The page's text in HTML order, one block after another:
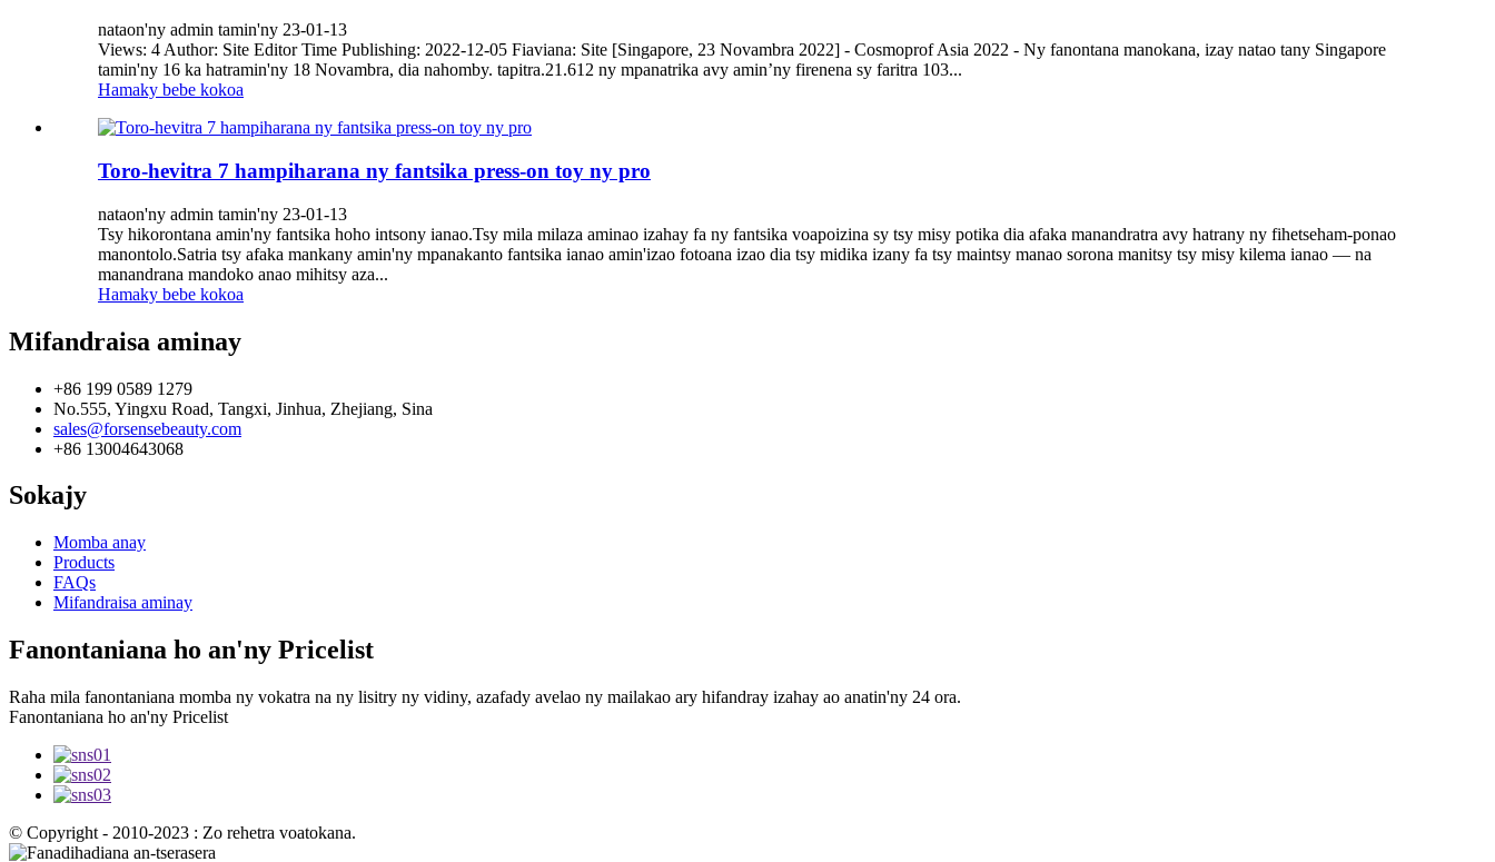
nataon'ny admin tamin'ny 23-01-13
Views: 4 Author: Site Editor Time Publishing: 2022-12-05 Fiaviana: Site [Singapore, 23 Novambra 2022] - Cosmoprof Asia 2022 - Ny fanontana manokana, izay natao tany Singapore
tamin'ny 16 ka hatramin'ny 18 Novambra, dia nahomby. tapitra.21.612 ny mpanatrika avy amin’ny firenena sy faritra 103...
Hamaky bebe kokoa
Toro-hevitra 7 hampiharana ny fantsika press-on toy ny pro
nataon'ny admin tamin'ny 23-01-13
Tsy hikorontana amin'ny fantsika hoho intsony ianao.Tsy mila milaza aminao izahay fa ny fantsika voapoizina sy tsy misy potika dia afaka manandratra avy hatrany ny fihetseham-ponao
manontolo.Satria tsy afaka mankany amin'ny mpanakanto fantsika ianao amin'izao fotoana izao dia tsy midika izany fa tsy maintsy manao sorona manitsy tsy misy kilema ianao — na
manandrana mandoko anao mihitsy aza...
Hamaky bebe kokoa
Mifandraisa aminay
+86 199 0589 1279
No.555, Yingxu Road, Tangxi, Jinhua, Zhejiang, Sina
sales@forsensebeauty.com
+86 13004643068
Sokajy
Momba anay
Products
FAQs
Mifandraisa aminay
Fanontaniana ho an'ny Pricelist
Raha mila fanontaniana momba ny vokatra na ny lisitry ny vidiny, azafady avelao ny mailakao ary hifandray izahay ao anatin'ny 24 ora.
Fanontaniana ho an'ny Pricelist
© Copyright - 2010-2023 : Zo rehetra voatokana.